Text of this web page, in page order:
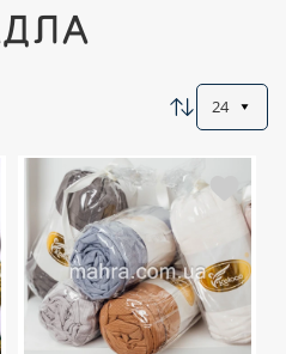
24